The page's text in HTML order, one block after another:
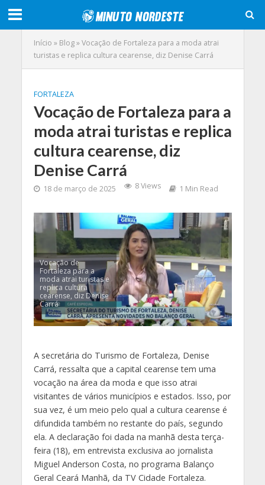
Início » Blog»Vocação de Fortaleza para a moda atrai
turistas e replica cultura cearense, diz Denise Carrá
FORTALEZA
Vocação de Fortaleza para a
moda atrai turistas e replica
cultura cearense, diz
Denise Carrá
18 de março de 2025 8 Views 1 Min Read
Vocação de
Fortaleza para a
moda atrai turistas e
replica cultura
cearense, diz Denise
Carrá
A secretária do Turismo de Fortaleza, Denise
Carrá, ressalta que a capital cearense tem uma
vocação na área da moda e que isso atrai
visitantes de vários municípios e estados. Isso, por
sua vez, é um meio pelo qual a cultura cearense é
difundida também no restante do país, segundo
ela. A declaração foi dada na manhã desta terça-
feira (18), em entrevista exclusiva ao jornalista
Miguel Anderson Costa, no programa Balanço
Geral Ceará Manhã, da TV Cidade Fortaleza.